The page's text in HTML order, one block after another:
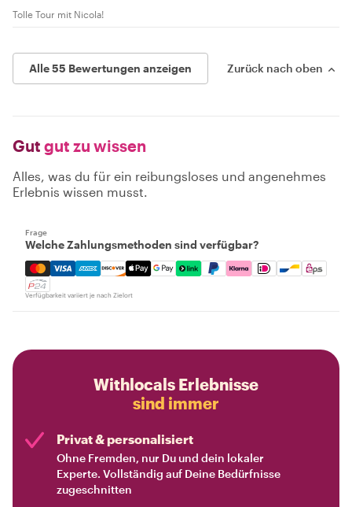
Tolle Tour mit Nicola!
Alle 55 Bewertungen anzeigen Zurück nach oben
Gut gut zu wissen
Alles, was du für ein reibungsloses und angenehmes
Erlebnis wissen musst.
Frage
Welche Zahlungsmethoden sind verfügbar?
Mastercard, Visa, Amex, Discover, Apple Pay, Google
Verfügbarkeit variiert je nach Zielort
Withlocals Erlebnisse
sind immer
Privat & personalisiert
Ohne Fremden, nur Du und dein lokaler
Experte. Vollständig auf Deine Bedürfnisse
zugeschnitten